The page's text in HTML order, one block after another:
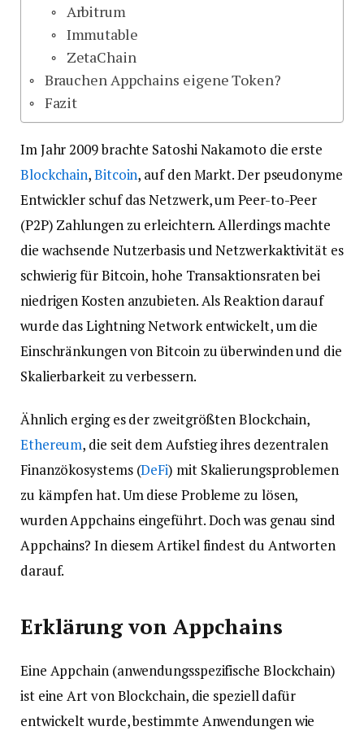
Arbitrum
Immutable
ZetaChain
Brauchen Appchains eigene Token?
Fazit
Im Jahr 2009 brachte Satoshi Nakamoto die erste
Blockchain,Bitcoin, auf den Markt. Der pseudonyme
Entwickler schuf das Netzwerk, um Peer-to-Peer
(P2P) Zahlungen zu erleichtern. Allerdings machte
die wachsende Nutzerbasis und Netzwerkaktivität es
schwierig für Bitcoin, hohe Transaktionsraten bei
niedrigen Kosten anzubieten. Als Reaktion darauf
wurde das Lightning Network entwickelt, um die
Einschränkungen von Bitcoin zu überwinden und die
Skalierbarkeit zu verbessern.
Ähnlich erging es der zweitgrößten Blockchain,
Ethereum, die seit dem Aufstieg ihres dezentralen
Finanzökosystems (DeFi) mit Skalierungsproblemen
zu kämpfen hat. Um diese Probleme zu lösen,
wurden Appchains eingeführt. Doch was genau sind
Appchains? In diesem Artikel findest du Antworten
darauf.
Erklärung von Appchains
Eine Appchain (anwendungsspezifische Blockchain)
ist eine Art von Blockchain, die speziell dafür
entwickelt wurde, bestimmte Anwendungen wie